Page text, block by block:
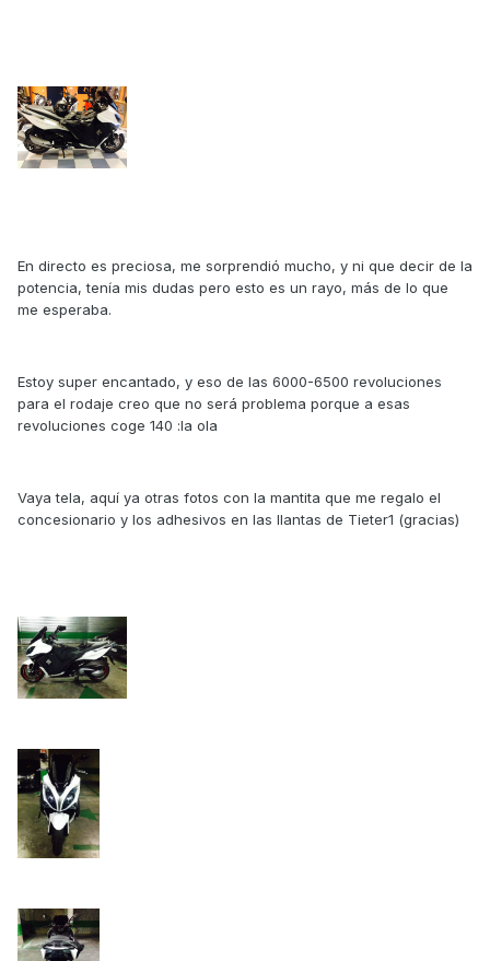
En directo es preciosa, me sorprendió mucho, y ni que decir de la
potencia, tenía mis dudas pero esto es un rayo, más de lo que
me esperaba.
Estoy super encantado, y eso de las 6000-6500 revoluciones
para el rodaje creo que no será problema porque a esas
revoluciones coge 140 :la ola
Vaya tela, aquí ya otras fotos con la mantita que me regalo el
concesionario y los adhesivos en las llantas de Tieter1 (gracias)